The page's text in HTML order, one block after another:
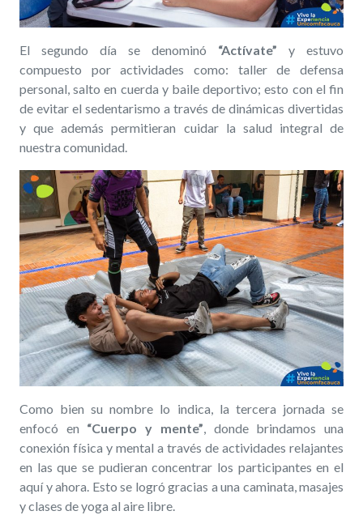
El segundo día se denominó “Actívate” y estuvo
compuesto por actividades como: taller de defensa
personal, salto en cuerda y baile deportivo; esto con el fin
de evitar el sedentarismo a través de dinámicas divertidas
y que además permitieran cuidar la salud integral de
nuestra comunidad.
Como bien su nombre lo indica, la tercera jornada se
enfocó en “Cuerpo y mente”, donde brindamosuna
conexión física y mental a través de actividades relajantes
en las que se pudieran concentrar los participantes en el
aquí y ahora. Esto se logró gracias a una caminata, masajes
y clases de yoga al aire libre.